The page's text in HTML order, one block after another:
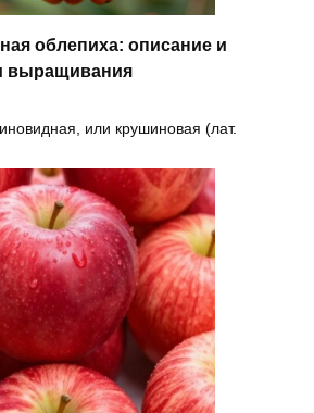
облепиха: описание и
выращивания
или крушиновая (лат.